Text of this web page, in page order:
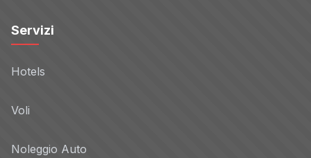
Servizi
Hotels
Voli
Noleggio Auto